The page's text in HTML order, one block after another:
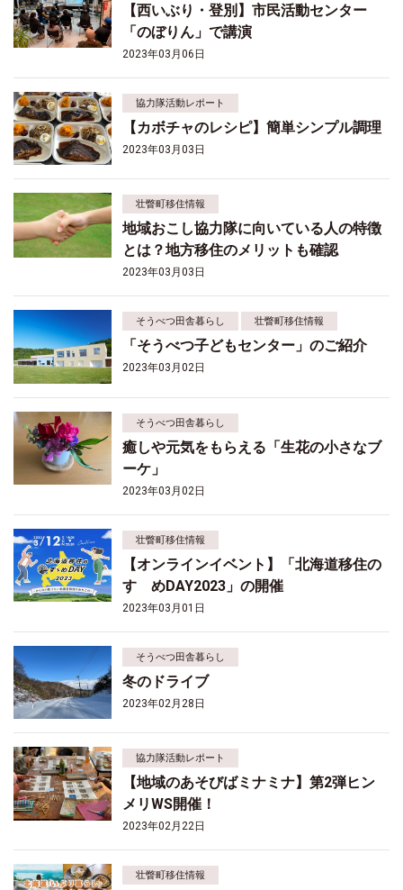
【西いぶり・登別】市民活動センター
「のぼりん」で講演
2023年03月06日
協力隊活動レポート
【カボチャのレシピ】簡単シンプル調理
2023年03月03日
壮瞥町移住情報
地域おこし協力隊に向いている人の特徴
とは？地方移住のメリットも確認
2023年03月03日
そうべつ田舎暮らし 壮瞥町移住情報
「そうべつ子どもセンター」のご紹介
2023年03月02日
そうべつ田舎暮らし
癒しや元気をもらえる「生花の小さなブ
ーケ」
2023年03月02日
壮瞥町移住情報
【オンラインイベント】「北海道移住の
すゝめDAY2023」の開催
2023年03月01日
そうべつ田舎暮らし
冬のドライブ
2023年02月28日
協力隊活動レポート
【地域のあそびばミナミナ】第2弾ヒン
メリWS開催！
2023年02月22日
壮瞥町移住情報